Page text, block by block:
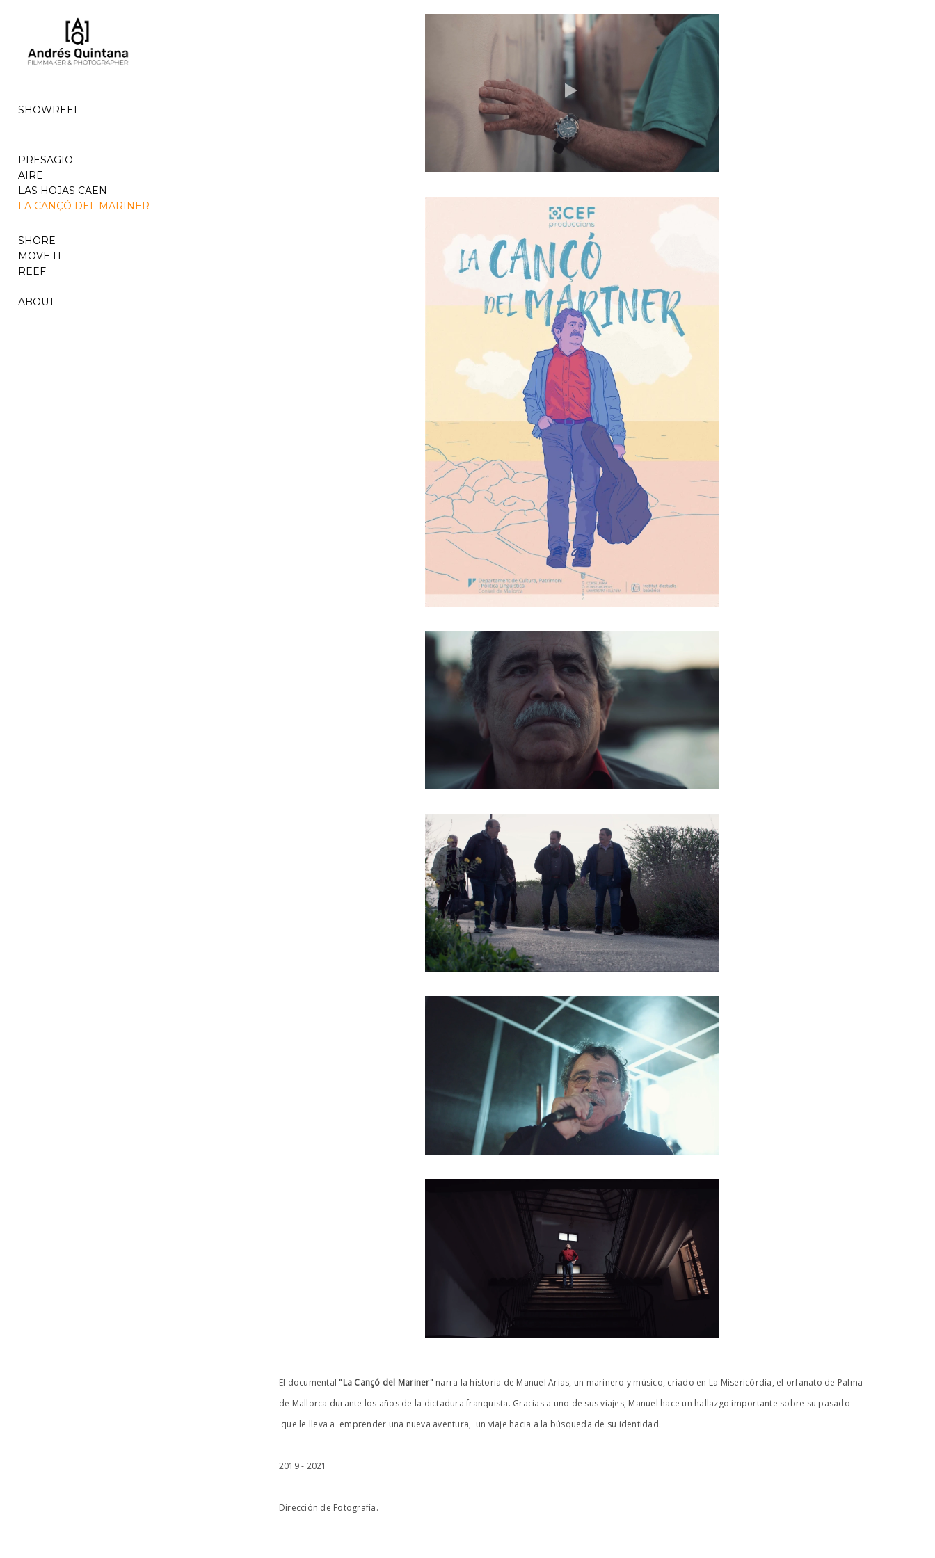
SHOWREEL
PRESAGIO
AIRE
LAS HOJAS CAEN
LA CANÇÓ DEL MARINER
SHORE
MOVE IT
REEF
ABOUT
El documental "La Cançó del Mariner"narra la historia de Manuel Arias, un marinero y músico, criado en La Misericórdia, el orfanato de Palma
de Mallorca durante los años de la dictadura franquista. Gracias a uno de sus viajes, Manuel hace un hallazgo importante sobre su pasado
que le lleva a emprender una nueva aventura, un viaje hacia a la búsqueda de su identidad.
2019 - 2021
Dirección de Fotografía.